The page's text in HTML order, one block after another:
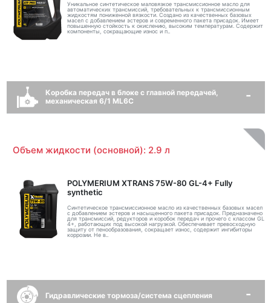
Уникальное синтетическое маловязкое трансмиссионное масло для
автоматических трансмиссий, требовательных к трансмиссионным
жидкостям пониженной вязкости. Создано из качественных базовых
масел с добавлением эстеров и современного пакета присадок. Имеет
повышенную стойкость к окислению, высоким температурам. Содержит
компоненты, сокращающие износ и п..
Коробка передач в блоке с главной передачей,
механическая 6/1 ML6C
Объем жидкости (основной): 2.9 л
POLYMERIUM XTRANS 75W-80 GL-4+ Fully
synthetic
Синтетическое трансмиссионное масло из качественных базовых масел
с добавлением эстеров и насыщенного пакета присадок. Предназначено
для трансмиссий, редукторов и коробок передач и прочего с классом GL
4+, работающих под высокой нагрузкой. Обеспечивает превосходную
защиту от пенообразования, сокращает износ, содержит ингибиторы
коррозии. Не в..
Гидравлические тормоза/система сцепления